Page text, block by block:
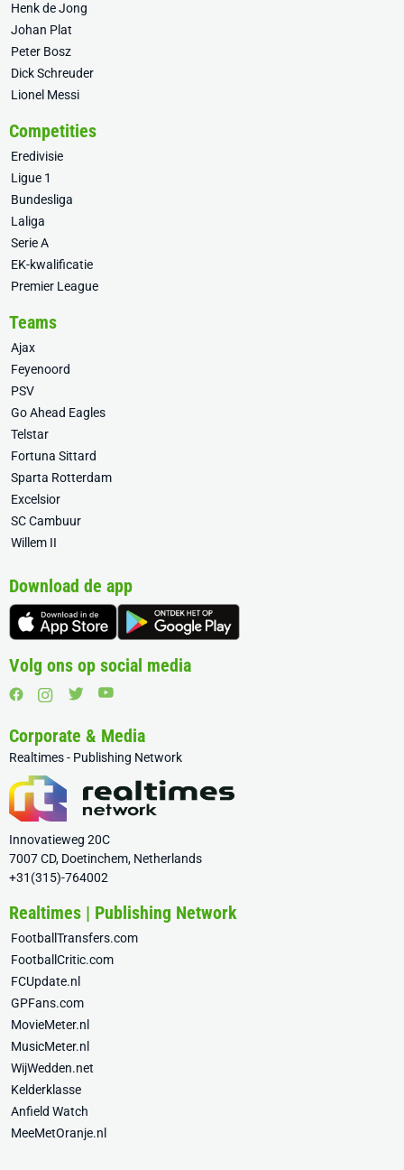
Henk de Jong
Johan Plat
Peter Bosz
Dick Schreuder
Lionel Messi
Competities
Eredivisie
Ligue 1
Bundesliga
Laliga
Serie A
EK-kwalificatie
Premier League
Teams
Ajax
Feyenoord
PSV
Go Ahead Eagles
Telstar
Fortuna Sittard
Sparta Rotterdam
Excelsior
SC Cambuur
Willem II
Download de app
Volg ons op social media
Corporate & Media
Realtimes - Publishing Network
Innovatieweg 20C
7007 CD, Doetinchem, Netherlands
+31(315)-764002
Realtimes | Publishing Network
FootballTransfers.com
FootballCritic.com
FCUpdate.nl
GPFans.com
MovieMeter.nl
MusicMeter.nl
WijWedden.net
Kelderklasse
Anfield Watch
MeeMetOranje.nl